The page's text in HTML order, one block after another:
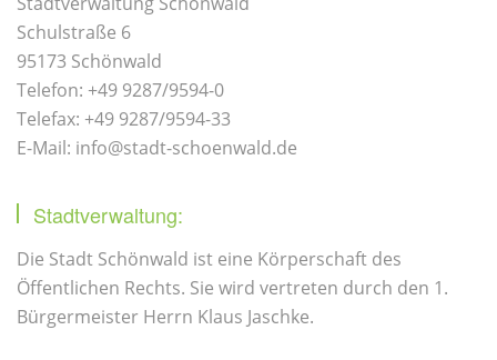
Schulstraße 6
95173 Schönwald
Telefon: +49 9287/9594-0
Telefax: +49 9287/9594-33
E-Mail: info@stadt-schoenwald.de
Stadtverwaltung:
Die Stadt Schönwald ist eine Körperschaft des
Öffentlichen Rechts. Sie wird vertreten durch den 1.
Bürgermeister Herrn Klaus Jaschke.